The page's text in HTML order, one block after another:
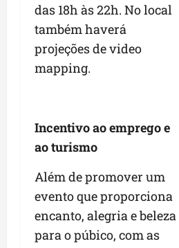
das 18h às 22h. No local
também haverá
projeções de video
mapping.
Incentivo ao emprego e
ao turismo
Além de promover um
evento que proporciona
encanto, alegria e beleza
para o púbico, com as